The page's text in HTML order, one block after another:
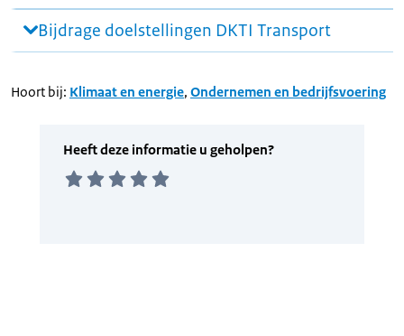
Bijdrage doelstellingen DKTI Transport
Hoort bij: Klimaat en energie, Ondernemen en bedrijfsvoering